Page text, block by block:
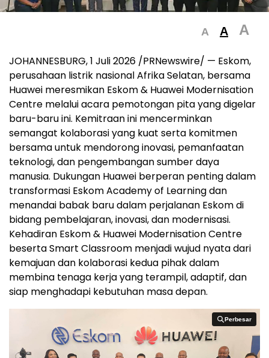
A A A
JOHANNESBURG, 1 Juli 2026 /PRNewswire/ — Eskom,
perusahaan listrik nasional Afrika Selatan, bersama
Huawei meresmikan Eskom & Huawei Modernisation
Centre melalui acara pemotongan pita yang digelar
baru-baru ini. Kemitraan ini mencerminkan
semangat kolaborasi yang kuat serta komitmen
bersama untuk mendorong inovasi, pemanfaatan
teknologi, dan pengembangan sumber daya
manusia. Dukungan Huawei berperan penting dalam
transformasi Eskom Academy of Learning dan
menandai babak baru dalam perjalanan Eskom di
bidang pembelajaran, inovasi, dan modernisasi.
Kehadiran Eskom & Huawei Modernisation Centre
beserta Smart Classroom menjadi wujud nyata dari
kemajuan dan kolaborasi kedua pihak dalam
membina tenaga kerja yang terampil, adaptif, dan
siap menghadapi kebutuhan masa depan.
Perbesar
Perbesar